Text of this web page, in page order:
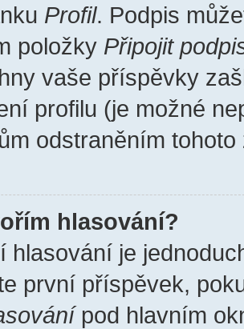
Profil. Podpis
položky Připojit
vaše příspěvky
profilu (je možné
odstraněním
hlasování?
hlasování je
první příspěvek,
pod hlavním